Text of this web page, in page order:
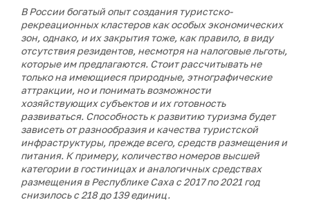
В России богатый опыт создания туристско-
рекреационных кластеров как особых экономических
зон, однако, и их закрытия тоже, как правило, в виду
отсутствия резидентов, несмотря на налоговые льготы,
которые им предлагаются. Стоит рассчитывать не
только на имеющиеся природные, этнографические
аттракции, но и понимать возможности
хозяйствующих субъектов и их готовность
развиваться. Способность к развитию туризма будет
зависеть от разнообразия и качества туристской
инфраструктуры, прежде всего, средств размещения и
питания. К примеру, количество номеров высшей
категории в гостиницах и аналогичных средствах
размещения в Республике Саха с 2017 по 2021 год
снизилось с 218 до 139 единиц.